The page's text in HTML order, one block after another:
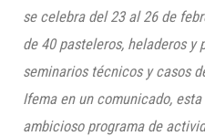
se celebra del 23 al 26 de
de 40 pasteleros, heladeros y
seminarios técnicos y casos
Ifema en un comunicado,
ambicioso programa de